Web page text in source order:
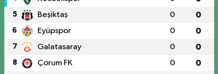
5 Beşiktaş 0 0
6 Eyüpspor 0 0
7 Galatasaray 0 0
8 Çorum FK 0 0